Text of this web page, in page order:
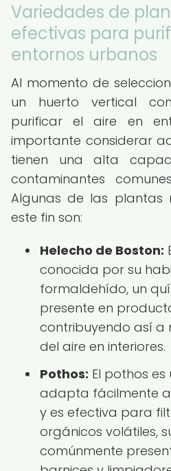
Variedades de
efectivas para
entornos urbanos
Al momento de
un huerto vertical
purificar el aire en
importante considerar
tienen una alta
contaminantes
Algunas de las plantas
este fin son:
Helecho de Boston:
conocida por su
formaldehído, un
presente en
contribuyendo así a
del aire en interiores.
Pothos: El pothos
adapta fácilmente a
y es efectiva para
orgánicos volátiles,
comúnmente